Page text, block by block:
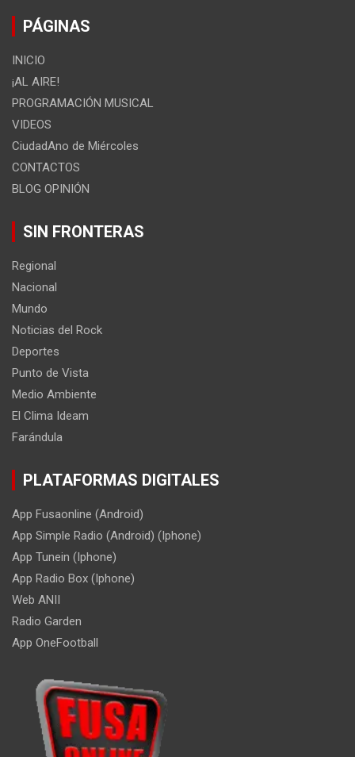
PÁGINAS
INICIO
¡AL AIRE!
PROGRAMACIÓN MUSICAL
VIDEOS
CiudadAno de Miércoles
CONTACTOS
BLOG OPINIÓN
SIN FRONTERAS
Regional
Nacional
Mundo
Noticias del Rock
Deportes
Punto de Vista
Medio Ambiente
El Clima Ideam
Farándula
PLATAFORMAS DIGITALES
App Fusaonline (Android)
App Simple Radio (Android) (Iphone)
App Tunein (Iphone)
App Radio Box (Iphone)
Web ANII
Radio Garden
App OneFootball